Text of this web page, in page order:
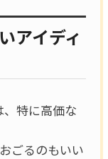
アイディ
特に高価な
ごるのもいい